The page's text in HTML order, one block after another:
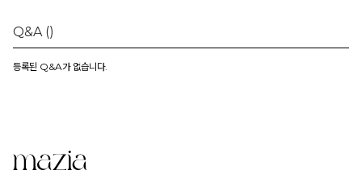
Q&A ()
등록된 Q&A가 없습니다.